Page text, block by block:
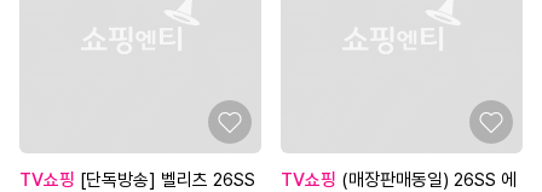
TV쇼핑 TV쇼핑